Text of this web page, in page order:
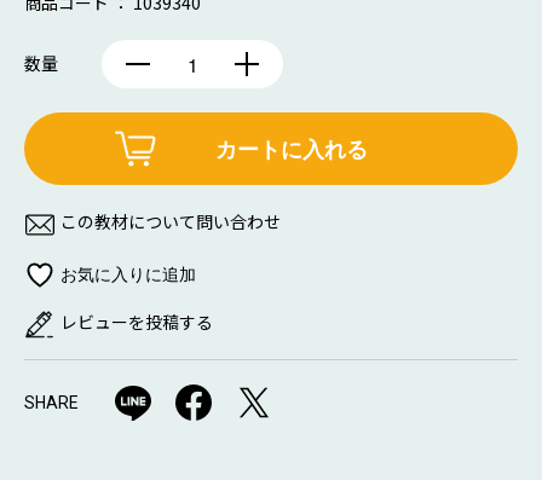
数量
カートに入れる
この教材について問い合わせ
レビューを投稿する
SHARE